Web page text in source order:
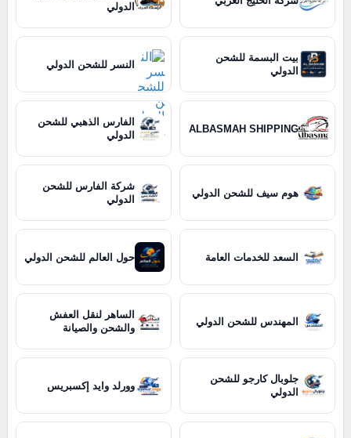
الدولي
بيت البسمة للشحن
الدولي
النسر للشحن الدولي
ALBASMAH SHIPPING
الفارس الذهبي للشحن
الدولي
هوم سيف للشحن الدولي
شركة الفارس للشحن
الدولي
السعد للخدمات العامة حول العالم للشحن الدولي
المهندس للشحن الدولي
الساهر لنقل العفش
والشحن والصيانة
جلوبال كارجو للشحن
الدولي
وورلد وايد إكسبريس